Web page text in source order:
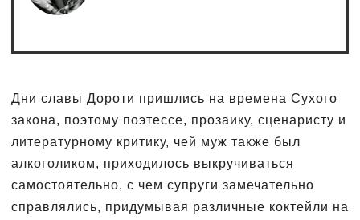
Дни славы Дороти пришлись на времена Сухого
закона, поэтому поэтессе, прозаику, сценаристу и
литературному критику, чей муж также был
алкоголиком, приходилось выкручиваться
самостоятельно, с чем супруги замечательно
справлялись, придумывая различные коктейли на